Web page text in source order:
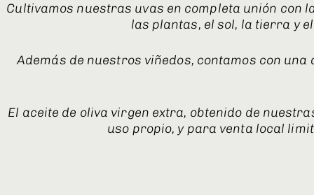
Cultivamos nuestras uvas en completa unión con
las plantas, el sol, la tierra y
Además de nuestros viñedos, contamos con
El aceite de oliva virgen extra, obtenido de
uso propio, y para venta local